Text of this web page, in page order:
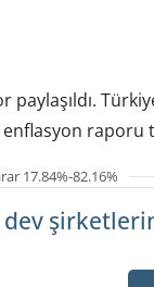
enflasyon raporu
17.84%-82.16%
dev